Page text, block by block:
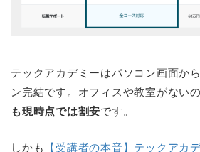
テックアカデミーはパソコン画面か
ン完結です。オフィスや教室がない
も現時点では割安です。
しかも
【受講者の本音】テックアカ